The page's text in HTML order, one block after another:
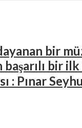
bir
bir
: Pınar